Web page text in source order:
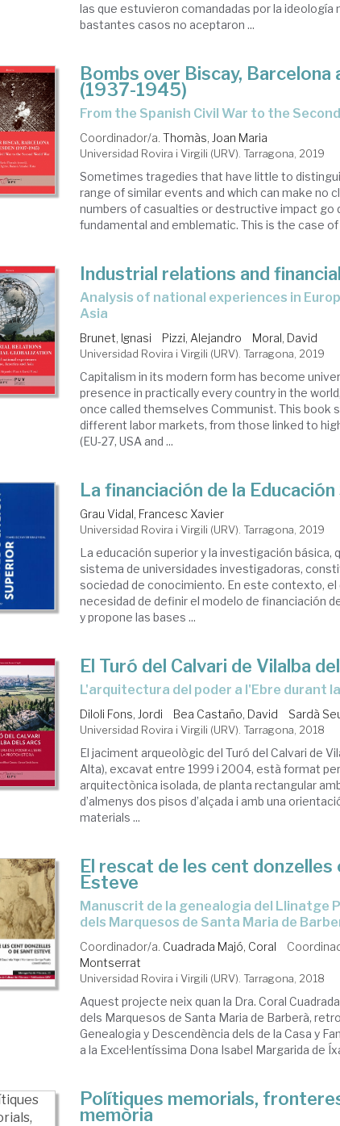
las que estuvieron comandadas por la ideología
bastantes casos no aceptaron ...
Bombs over Biscay, Barcelona
(1937-1945)
from the Spanish Civil War to the
Coordinador/a.Thomàs, Joan Maria
Universidad Rovira i Virgili (URV). Tarragona, 2019
Sometimes tragedies that have little to
range of similar events and which can make no
numbers of casualties or destructive impact go
fundamental and emblematic. This is the case
Industrial relations and
analysis of national experiences in Europe, America and
Asia
Brunet, Ignasi Pizzi, Alejandro Moral, David
Universidad Rovira i Virgili (URV). Tarragona, 2019
Capitalism in its modern form has become
presence in practically every country in the
once called themselves Communist. This book
different labor markets, from those linked to
(EU-27, USA and ...
La financiación de la
Grau Vidal, Francesc Xavier
Universidad Rovira i Virgili (URV). Tarragona, 2019
La educación superior y la investigación básica,
sistema de universidades investigadoras,
sociedad de conocimiento. En este contexto,
necesidad de definir el modelo de financiación
y propone las bases ...
El Turó del Calvari de Vilalba
l'arquitectura del poder a l'Ebre durant
Diloli Fons, Jordi Bea Castaño, David Sardà
Universidad Rovira i Virgili (URV). Tarragona, 2018
El jaciment arqueològic del Turó del Calvari de
Alta), excavat entre 1999 i 2004, està format
arquitectònica isolada, de planta rectangular
d’almenys dos pisos d’alçada i amb una
materials ...
El rescat de les cent donzelles
Esteve
Manuscrit de la genealogia del Llinatge Pinós, 1620. Arxiu
dels Marquesos de Santa Maria de
Coordinador/a. Cuadrada Majó, Coral
Montserrat
Universidad Rovira i Virgili (URV). Tarragona, 2018
Aquest projecte neix quan la Dra. Coral
dels Marquesos de Santa Maria de Barberà,
Genealogia y Descendència dels de la Casa y
a la Excel·lentíssima Dona Isabel Margarida de
Polítiques memorials,
memòria